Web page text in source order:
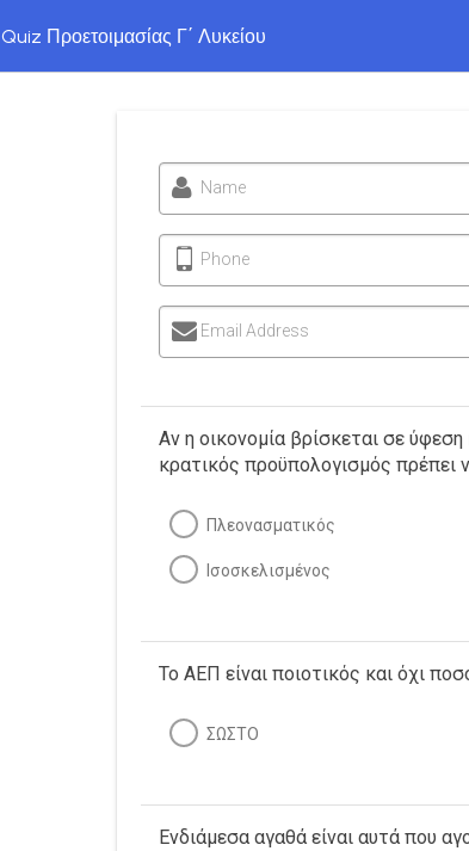
Quiz Προετοιμασίας Γ΄ Λυκείου
Name
Phone
Email Address
Αν η οικονομία βρίσκεται σε ύφεση
κρατικός προϋπολογισμός πρέπει
Πλεονασματικός
Ισοσκελισμένος
Το ΑΕΠ είναι ποιοτικός και όχι
ΣΩΣΤΟ
Ενδιάμεσα αγαθά είναι αυτά που